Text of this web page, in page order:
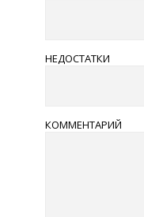
НЕДОСТАТКИ
КОММЕНТАРИЙ